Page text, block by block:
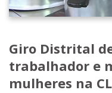
Giro Distrital
trabalhador e
mulheres na